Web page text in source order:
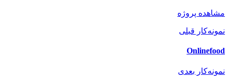
مشاهده پروژه
نمونه‌کار قبلی
Onlinefood
نمونه‌کار بعدی